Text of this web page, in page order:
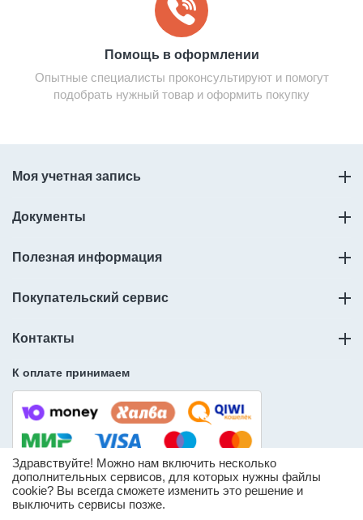
Помощь в оформлении
Опытные специалисты проконсультируют и помогут
подобрать нужный товар и оформить покупку
Моя учетная запись
Документы
Полезная информация
Покупательский сервис
Контакты
К оплате принимаем
© ООО «Слорос» – продажа мебельной фурнитуры.
* Информация о количестве товара носит справочный
Здравствуйте! Можно нам включить несколько
дополнительных сервисов, для которых нужны файлы
cookie? Вы всегда сможете изменить это решение и
выключить сервисы позже.